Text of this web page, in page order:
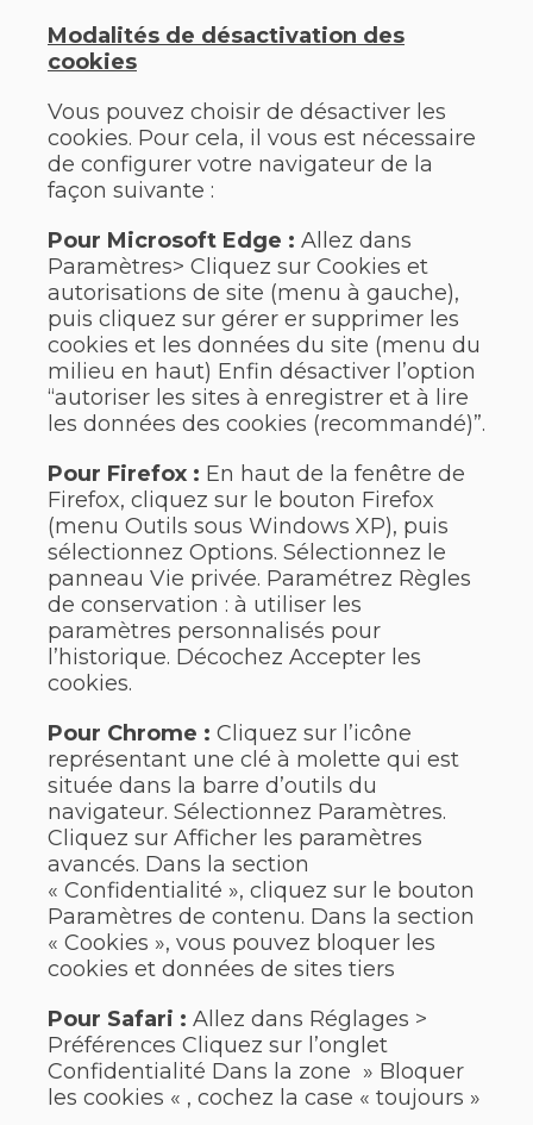
Modalités de désactivation des
cookies
Vous pouvez choisir de désactiver les
cookies. Pour cela, il vous est nécessaire
de configurer votre navigateur de la
façon suivante :
Pour Microsoft Edge : Allez dans
Paramètres> Cliquez sur Cookies et
autorisations de site (menu à gauche),
puis cliquez sur gérer er supprimer les
cookies et les données du site (menu du
milieu en haut) Enfin désactiver l’option
“autoriser les sites à enregistrer et à lire
les données des cookies (recommandé)”.
Pour Firefox : En haut de la fenêtre de
Firefox, cliquez sur le bouton Firefox
(menu Outils sous Windows XP), puis
sélectionnez Options. Sélectionnez le
panneau Vie privée. Paramétrez Règles
de conservation : à utiliser les
paramètres personnalisés pour
l’historique. Décochez Accepter les
cookies.
Pour Chrome : Cliquez sur l’icône
représentant une clé à molette qui est
située dans la barre d’outils du
navigateur. Sélectionnez Paramètres.
Cliquez sur Afficher les paramètres
avancés. Dans la section
« Confidentialité », cliquez sur le bouton
Paramètres de contenu. Dans la section
« Cookies », vous pouvez bloquer les
cookies et données de sites tiers
Pour Safari : Allez dans Réglages >
Préférences Cliquez sur l’onglet
Confidentialité Dans la zone » Bloquer
les cookies « , cochez la case « toujours »